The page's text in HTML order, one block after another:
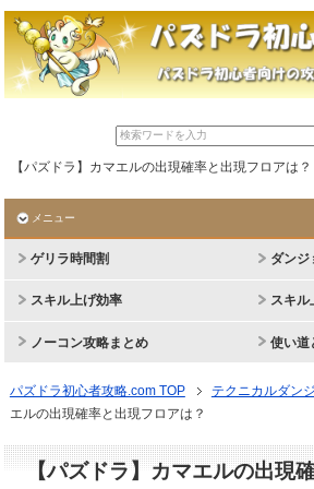
【パズドラ】カマエルの出現確率と出現フロアは？
メニュー
ゲリラ時間割 ダンジ
スキル上げ効率 スキル
ノーコン攻略まとめ 使い道
パズドラ初心者攻略.com TOP テクニカルダン
エルの出現確率と出現フロアは？
【パズドラ】カマエルの出現